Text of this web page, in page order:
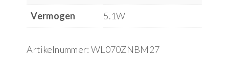
Vermogen
5.1W
Artikelnummer: WL070ZNBM27